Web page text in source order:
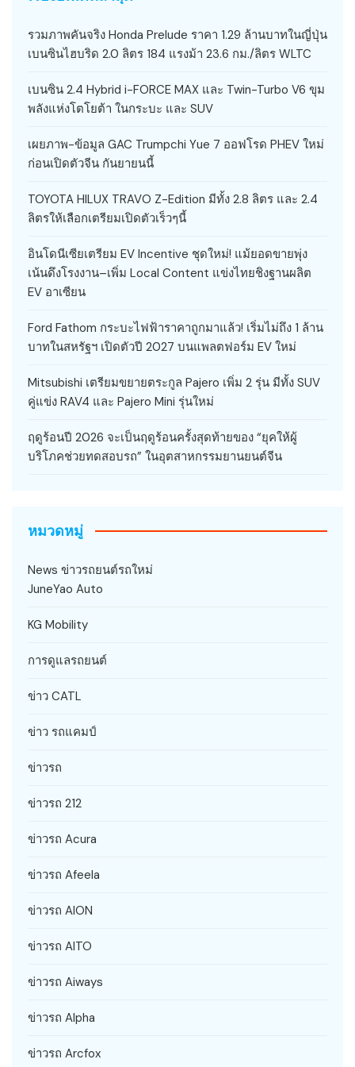
รวมภาพคันจริง Honda Prelude ราคา 1.29 ล้านบาทในญี่ปุ่น
เบนซินไฮบริด 2.0 ลิตร 184 แรงม้า 23.6 กม./ลิตร WLTC
เบนซิน 2.4 Hybrid i-FORCE MAX และ Twin-Turbo V6 ขุม
พลังแห่งโตโยต้า ในกระบะ และ SUV
เผยภาพ-ข้อมูล GAC Trumpchi Yue 7 ออฟโรด PHEV ใหม่
ก่อนเปิดตัวจีน กันยายนนี้
TOYOTA HILUX TRAVO Z-Edition มีทั้ง 2.8 ลิตร และ 2.4
ลิตรให้เลือกเตรียมเปิดตัวเร็วๆนี้
อินโดนีเซียเตรียม EV Incentive ชุดใหม่! แม้ยอดขายพุ่ง
เน้นดึงโรงงาน–เพิ่ม Local Content แข่งไทยชิงฐานผลิต
EV อาเซียน
Ford Fathom กระบะไฟฟ้าราคาถูกมาแล้ว! เริ่มไม่ถึง 1 ล้าน
บาทในสหรัฐฯ เปิดตัวปี 2027 บนแพลตฟอร์ม EV ใหม่
Mitsubishi เตรียมขยายตระกูล Pajero เพิ่ม 2 รุ่น มีทั้ง SUV
คู่แข่ง RAV4 และ Pajero Mini รุ่นใหม่
ฤดูร้อนปี 2026 จะเป็นฤดูร้อนครั้งสุดท้ายของ “ยุคให้ผู้
บริโภคช่วยทดสอบรถ” ในอุตสาหกรรมยานยนต์จีน
หมวดหมู่
News ข่าวรถยนต์รถใหม่
JuneYao Auto
KG Mobility
การดูแลรถยนต์
ข่าว CATL
ข่าว รถแคมป์
ข่าวรถ
ข่าวรถ 212
ข่าวรถ Acura
ข่าวรถ Afeela
ข่าวรถ AION
ข่าวรถ AITO
ข่าวรถ Aiways
ข่าวรถ Alpha
ข่าวรถ Arcfox